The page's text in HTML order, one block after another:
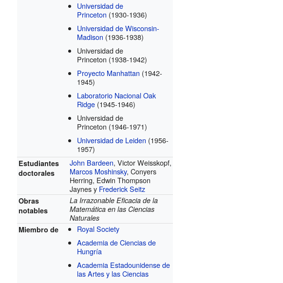
Universidad de
Princeton (1930-1936)
Universidad de Wisconsin-
Madison (1936-1938)
Universidad de
Princeton (1938-1942)
Proyecto Manhattan (1942-
1945)
Laboratorio Nacional Oak
Ridge (1945-1946)
Universidad de
Princeton (1946-1971)
Universidad de Leiden (1956-
1957)
Estudiantes
doctorales
John Bardeen, Victor Weisskopf,
Marcos Moshinsky, Conyers
Herring, Edwin Thompson
Jaynes y Frederick Seitz
Obras
notables
La Irrazonable Eficacia de la
Matemática en las Ciencias
Naturales
Miembro de
Royal Society
Academia de Ciencias de
Hungría
Academia Estadounidense de
las Artes y las Ciencias